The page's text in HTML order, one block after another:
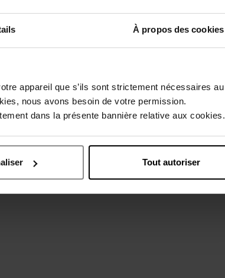
À propos des cookies
appareil que s’ils sont strictement nécessaires au
nous avons besoin de votre permission.
dans la présente bannière relative aux cookies.
Tout autoriser
chose ?
Exclusivité Web